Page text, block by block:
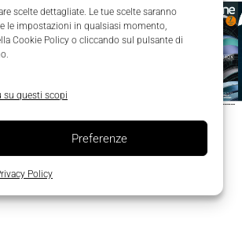
scelte dettagliate. Le tue scelte saranno
le impostazioni in qualsiasi momento,
Cookie Policy o cliccando sul pulsante di
su questi scopi
Preferenze
Policy